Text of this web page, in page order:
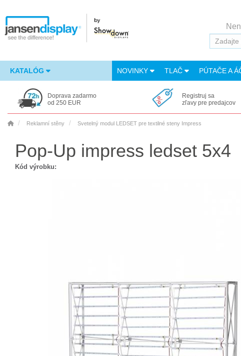
KATALÓG NOVINKY TLAČ PÚTAČE A
Doprava zadarmo
od 250 EUR
Registruj sa
zľavy pre predajcov
Reklamní stěny Svetelný modul LEDSET pre textilné steny Impress
Pop-Up impress ledset 5x4
Kód výrobku: